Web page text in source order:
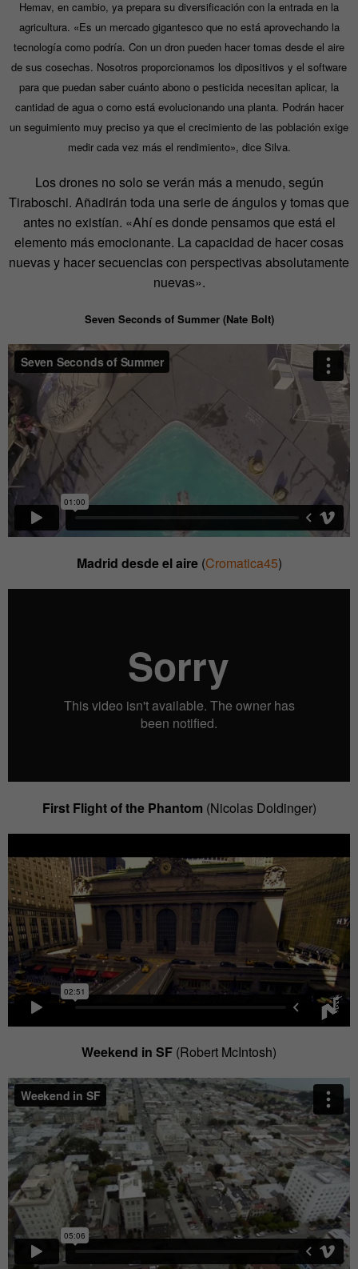
Hemav, en cambio, ya prepara su diversificación con la entrada en la
agricultura. «Es un mercado gigantesco que no está aprovechando la
tecnología como podría. Con un dron pueden hacer tomas desde el aire
de sus cosechas. Nosotros proporcionamos los dipositivos y el software
para que puedan saber cuánto abono o pesticida necesitan aplicar, la
cantidad de agua o como está evolucionando una planta. Podrán hacer
un seguimiento muy preciso ya que el crecimiento de las población exige
medir cada vez más el rendimiento», dice Silva.
Los drones no solo se verán más a menudo, según
Tiraboschi. Añadirán toda una serie de ángulos y tomas que
antes no existían. «Ahí es donde pensamos que está el
elemento más emocionante. La capacidad de hacer cosas
nuevas y hacer secuencias con perspectivas absolutamente
nuevas».
Seven Seconds of Summer (Nate Bolt)
Madrid desde el aire(Cromatica45)
First Flight of the Phantom (Nicolas Doldinger)
Weekend in SF (Robert McIntosh)